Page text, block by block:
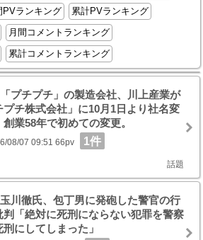
PVランキング
累計PVランキング
月間コメントランキング
累計コメントランキング
「プチプチ」の製造会社、川上産業が
プチ株式会社」に10月1日より社名変
業58年で初めての変更。
08/07 09:51 66pv 1件
話題
玉川徹氏、包丁男に発砲した警官の行
判「絶対に死刑にならない犯罪を警察
にしてしまった」